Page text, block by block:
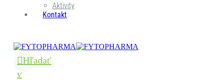
Aktivity
Kontakt
Hľadať
v